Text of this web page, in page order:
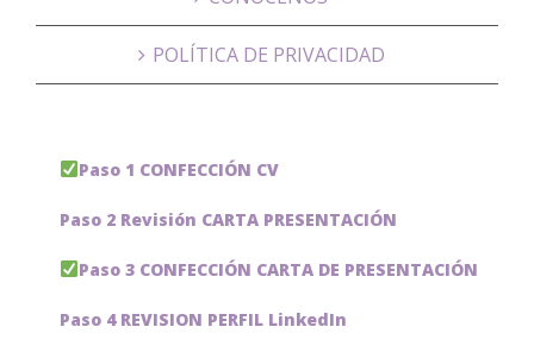
POLÍTICA DE PRIVACIDAD
Paso 1 CONFECCIÓN CV
Paso 2 Revisión CARTA PRESENTACIÓN
Paso 3 CONFECCIÓN CARTA DE PRESENTACIÓN
Paso 4 REVISION PERFIL LinkedIn